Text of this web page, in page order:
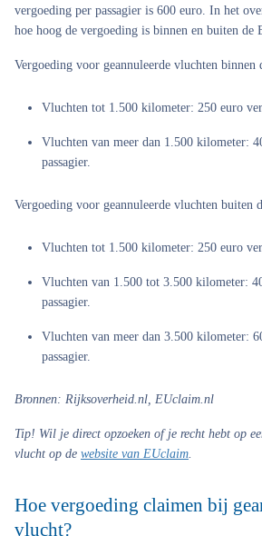
vergoeding per passagier is 600 euro. In het
hoe hoog de vergoeding is binnen en buiten de
Vergoeding voor geannuleerde vluchten binnen
Vluchten tot 1.500 kilometer: 250 euro
Vluchten van meer dan 1.500 kilometer:
passagier.
Vergoeding voor geannuleerde vluchten buiten
Vluchten tot 1.500 kilometer: 250 euro
Vluchten van 1.500 tot 3.500 kilometer:
passagier.
Vluchten van meer dan 3.500 kilometer:
passagier.
Bronnen: Rijksoverheid.nl, EUclaim.nl
Tip! Wil je direct opzoeken of je recht hebt op
vlucht op de website van EUclaim.
Hoe vergoeding claimen bij
vlucht?